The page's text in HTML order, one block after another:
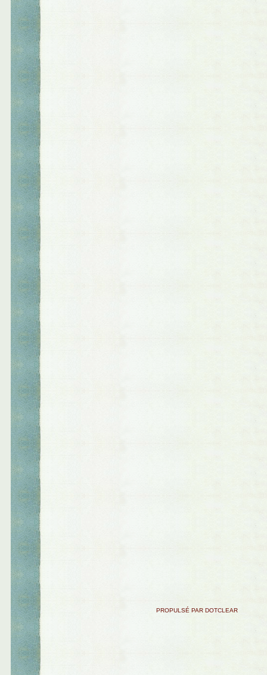
PROPULSÉ PAR DOTCLEAR